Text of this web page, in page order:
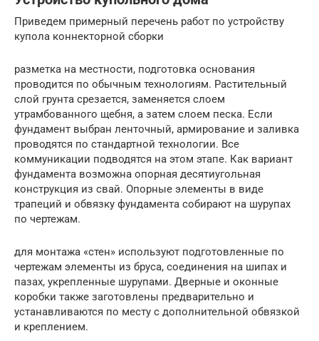
Приведем примерный перечень работ по устройству
купола коннекторной сборки
разметка на местности, подготовка основания
проводится по обычным технологиям. Растительный
слой грунта срезается, заменяется слоем
утрамбованного щебня, а затем слоем песка. Если
фундамент выбран ленточный, армирование и заливка
проводятся по стандартной технологии. Все
коммуникации подводятся на этом этапе. Как вариант
фундамента возможна опорная десятиугольная
конструкция из свай. Опорные элементы в виде
трапеций и обвязку фундамента собирают на шурупах
по чертежам.
для монтажа «стен» используют подготовленные по
чертежам элементы из бруса, соединения на шипах и
пазах, укрепленные шурупами. Дверные и оконные
коробки также заготовлены предварительно и
устанавливаются по месту с дополнительной обвязкой
и креплением.